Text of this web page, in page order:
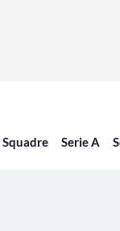
Squadre Serie A